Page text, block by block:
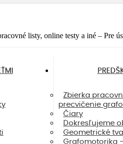
listy, online testy a iné – Pre
Zbierka
precvičenie
Čiary
Dokresľujeme
Geometrické
Grafomotorika